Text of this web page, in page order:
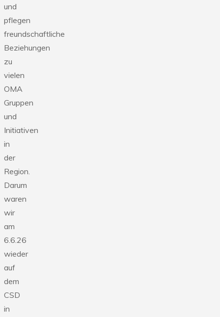
und
pflegen
freundschaftliche
Beziehungen
zu
vielen
OMA
Gruppen
und
Initiativen
in
der
Region.
Darum
waren
wir
am
6.6.26
wieder
auf
dem
CSD
in